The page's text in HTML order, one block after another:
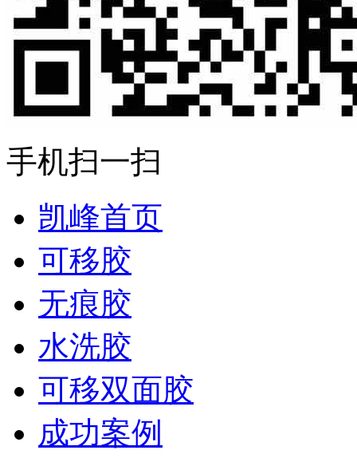
手机扫一扫
凯峰首页
可移胶
无痕胶
水洗胶
可移双面胶
成功案例